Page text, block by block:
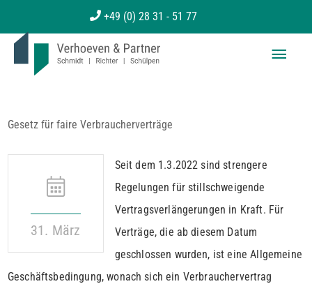
Inhalt
+49 (0) 28 31 - 51 77
Gesetz für faire Verbraucherverträge
31. März
Seit dem 1.3.2022 sind strengere
Regelungen für stillschweigende
Vertragsverlängerungen in Kraft. Für
Verträge, die ab diesem Datum
geschlossen wurden, ist eine Allgemeine
Geschäftsbedingung, wonach sich ein Verbrauchervertrag